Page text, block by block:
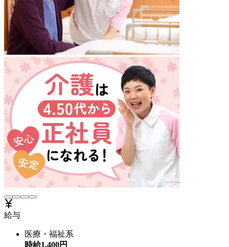
給与
医療・福祉系
時給1,400円